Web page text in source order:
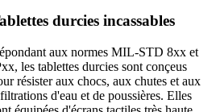
durcies incassables
aux normes MIL-STD 8xx et
les tablettes durcies sont conçeus
résister aux chocs, aux chutes et aux
d'eau et de poussières. Elles